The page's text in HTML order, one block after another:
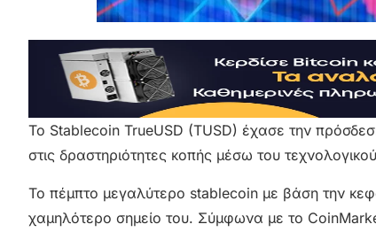
Το Stablecoin TrueUSD (TUSD) έχασε την
στις δραστηριότητες κοπής μέσω του
Το πέμπτο μεγαλύτερο stablecoin με βάση την
χαμηλότερο σημείο του. Σύμφωνα με το